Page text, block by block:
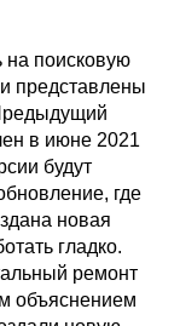
на поисковую
представлены
в июне 2021
будут
где
новая
гладко.
ремонт
объяснением